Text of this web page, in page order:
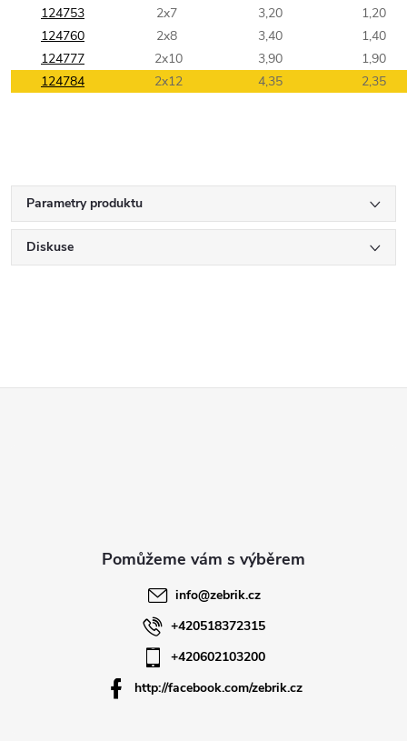
124753
2x7 3,20
1,20
124760
2x8 3,40
1,40
124777
2x10 3,90
1,90
124784
2x12 4,35 2,35
Parametry produktu
Diskuse
info@zebrik.cz
+420518372315
+420602103200
http://facebook.com/zebrik.cz